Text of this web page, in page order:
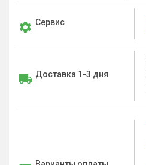
Сервис
Доставка 1-3 дня